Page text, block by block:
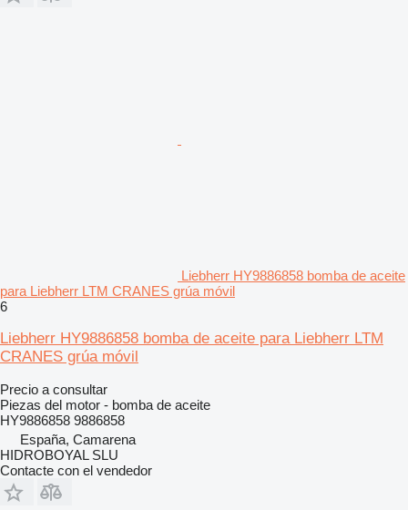
Liebherr HY9886858 bomba de aceite
para Liebherr LTM CRANES grúa móvil
6
Liebherr HY9886858 bomba de aceite para Liebherr LTM
CRANES grúa móvil
Precio a consultar
Piezas del motor - bomba de aceite
HY9886858 9886858
España, Camarena
HIDROBOYAL SLU
Contacte con el vendedor